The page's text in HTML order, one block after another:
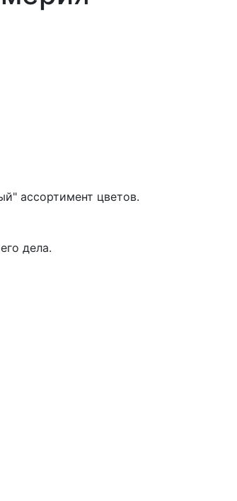
ассортимент цветов.
дела.